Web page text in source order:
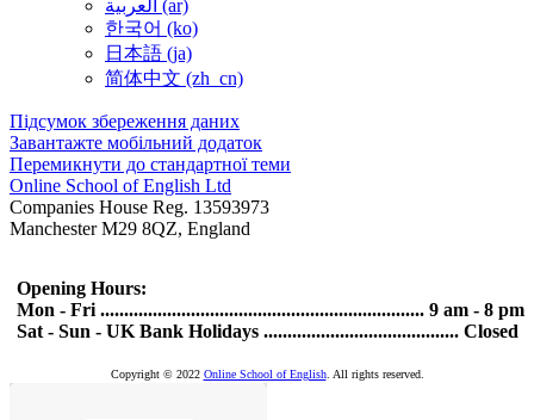
العربية ‎(ar)‎
한국어 ‎(ko)‎
日本語 ‎(ja)‎
简体中文 ‎(zh_cn)‎
Підсумок збереження даних
Завантажте мобільний додаток
Перемикнути до стандартної теми
Online School of English Ltd
Companies House Reg. 13593973
Manchester M29 8QZ, England
Opening Hours:
Mon - Fri .................................................................... 9 am - 8 pm
Sat - Sun - UK Bank Holidays ......................................... Closed
Copyright © 2022 Online School of English. All rights reserved.